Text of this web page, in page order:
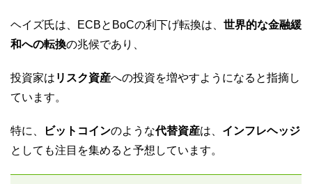
ヘイズ氏は、ECBとBoCの利下げ転換は、 世界的な金融緩
和への転換の兆候であり、
投資家は リスク資産への投資を増やすようになると指摘し
ています。
特に、 ビットコインのような代替資産は、 インフレヘッジ
としても注目を集めると予想しています。